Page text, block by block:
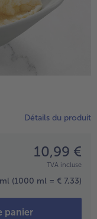
Détails du produit
10,99 €
TVA incluse
(1000 ml = € 7,33)
panier